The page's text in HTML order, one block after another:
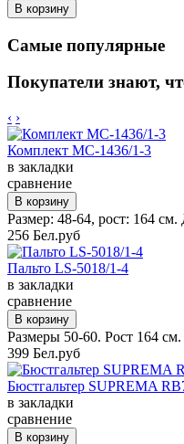
Самые популярные
Покупатели знают,
‹ ›
Комплект MC-1436/1-3
в закладки
сравнение
Размер: 48-64, рост: 164
256 Бел.руб
Пальто LS-5018/1-4
в закладки
сравнение
Размеры 50-60. Рост 164
399 Бел.руб
Бюстгальтер SUPREMA
в закладки
сравнение